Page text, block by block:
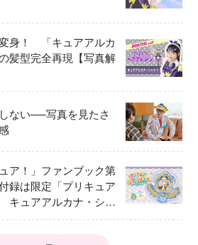
身！ 「キュアアルカ
髪型完全再現【写真解
ない──写真を見たさ
ア！」ファンブック第
録は限定「プリキュア
キュアアルカナ・シャ
キュアエクレールを